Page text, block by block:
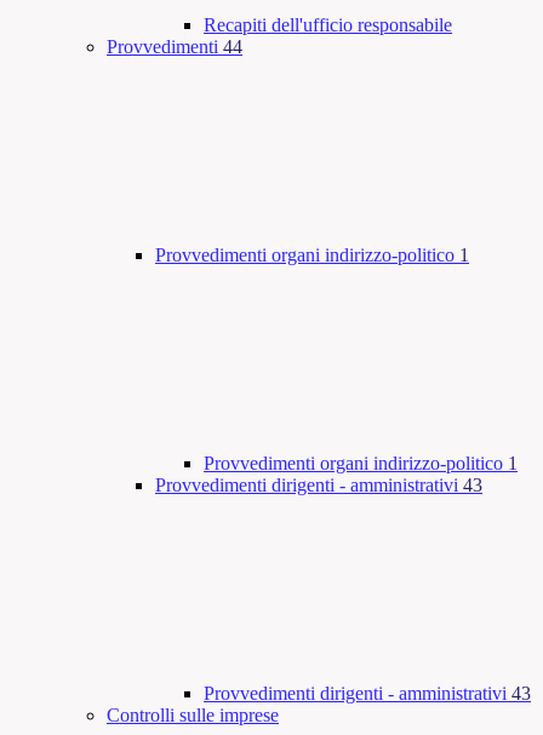
Recapiti dell'ufficio responsabile
Provvedimenti 44
Provvedimenti organi indirizzo-politico 1
Provvedimenti organi indirizzo-politico 1
Provvedimenti dirigenti - amministrativi 43
Provvedimenti dirigenti - amministrativi 43
Controlli sulle imprese